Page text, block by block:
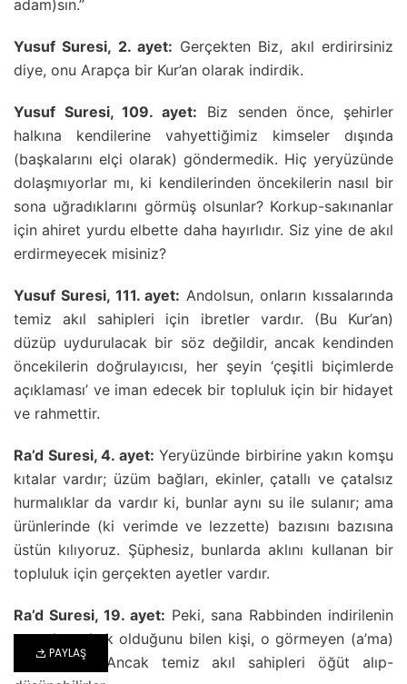
PAYLAŞ
adam)sın.”
Yusuf Suresi, 2. ayet: Gerçekten Biz, akıl erdirirsiniz
diye, onu Arapça bir Kur’an olarak indirdik.
Yusuf Suresi, 109. ayet: Biz senden önce, şehirler
halkına kendilerine vahyettiğimiz kimseler dışında
(başkalarını elçi olarak) göndermedik. Hiç yeryüzünde
dolaşmıyorlar mı, ki kendilerinden öncekilerin nasıl bir
sona uğradıklarını görmüş olsunlar? Korkup-sakınanlar
için ahiret yurdu elbette daha hayırlıdır. Siz yine de akıl
erdirmeyecek misiniz?
Yusuf Suresi, 111. ayet: Andolsun, onların kıssalarında
temiz akıl sahipleri için ibretler vardır. (Bu Kur’an)
düzüp uydurulacak bir söz değildir, ancak kendinden
öncekilerin doğrulayıcısı, her şeyin ‘çeşitli biçimlerde
açıklaması’ ve iman edecek bir topluluk için bir hidayet
ve rahmettir.
Ra’d Suresi, 4. ayet: Yeryüzünde birbirine yakın komşu
kıtalar vardır; üzüm bağları, ekinler, çatallı ve çatalsız
hurmalıklar da vardır ki, bunlar aynı su ile sulanır; ama
ürünlerinde (ki verimde ve lezzette) bazısını bazısına
üstün kılıyoruz. Şüphesiz, bunlarda aklını kullanan bir
topluluk için gerçekten ayetler vardır.
Ra’d Suresi, 19. ayet: Peki, sana Rabbinden indirilenin
gerçekten hak olduğunu bilen kişi, o görmeyen (a’ma)
gibi midir? Ancak temiz akıl sahipleri öğüt alıp-